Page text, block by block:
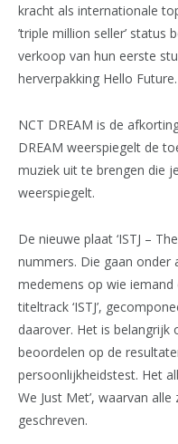
kracht als internationale
’triple million seller’
verkoop van hun eerste
herverpakking Hello Future.
NCT DREAM is de
DREAM weerspiegelt de
muziek uit te brengen die
weerspiegelt.
De nieuwe plaat ‘ISTJ –
nummers. Die gaan onder
medemens op wie
titeltrack ‘ISTJ’,
daarover. Het is
beoordelen op de
persoonlijkheidstest. Het
We Just Met’, waarvan
geschreven.